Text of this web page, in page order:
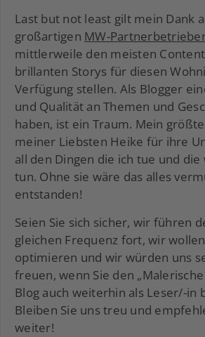
Last but not least gilt mein Dank
großartigen MW-
mittlerweile den meisten
brillanten Storys für diesen
Verfügung stellen. Als Blogger
und Qualität an Themen und
haben, ist ein Traum. Mein
meiner Liebsten Heike für ihre
all den Dingen die ich tue und
tun. Ohne sie wäre das alles
entstanden!
Seien Sie sich sicher, wir führen
gleichen Frequenz fort, wir
optimieren und wir würden uns
freuen, wenn Sie den
Blog auch weiterhin als Leser/-in
Bleiben Sie uns treu und
weiter!